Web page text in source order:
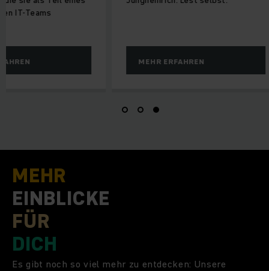
IT-Teams
MEHR ERFAHREN
MEHR
EINBLICKE
FÜR
DICH
Es gibt noch so viel mehr zu entdecken: Unsere